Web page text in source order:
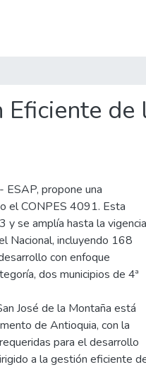
de
ESAP, propone una
el CONPES 4091. Esta
se amplía hasta la vigencia
Nacional, incluyendo 168
con enfoque
dos municipios de 4ª
José de la Montaña está
de Antioquia, con la
para el desarrollo
a la gestión eficiente